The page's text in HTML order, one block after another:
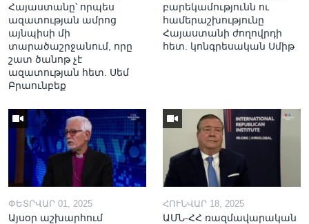
Հայաստանը՝ որպես
ազատության ամրոց
այնպիսի մի
տարածաշրջանում, որը
շատ ծանոթ չէ
ազատության հետ. Սեմ
Բրաունբեք
բարեկամությունն ու
համերաշխությունը
Հայաստանի ժողովրդի
հետ. կոնգրեսական Սմիթ
ՓԵՏՐՎԱՐ 01, 2025
Այսօր աշխարհում
ՀՈՒՆՎԱՐ 18, 2025
ԱՄՆ-ՀՀ ռազմավարական